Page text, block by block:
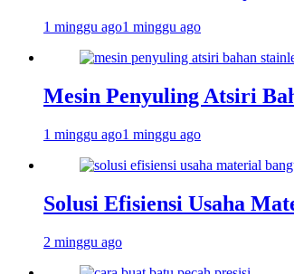
1 minggu ago1 minggu ago
Mesin Penyuling Atsiri
1 minggu ago1 minggu ago
Solusi Efisiensi Usaha
2 minggu ago